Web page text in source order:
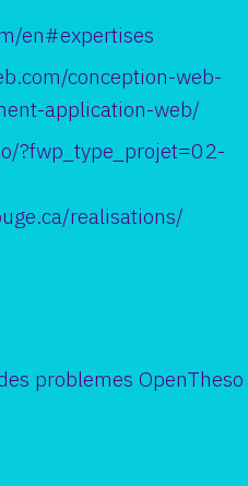
en#expertises
conception-web-
application-web/
?fwp_type_projet=02-
realisations/
problemes OpenTheso